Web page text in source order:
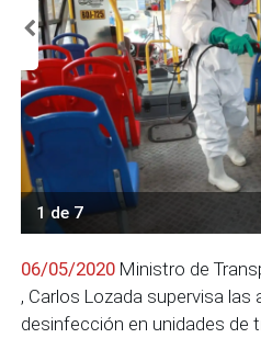
1 de 7
06/05/2020 Ministro de
, Carlos Lozada supervisa las
desinfección en unidades de